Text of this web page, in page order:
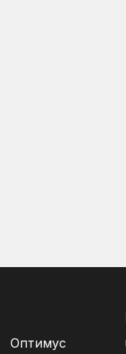
Оптимус